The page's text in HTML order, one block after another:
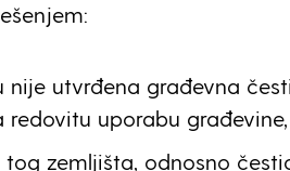
utvrđena građevna
redovitu uporabu građevine,
zemljišta, odnosno